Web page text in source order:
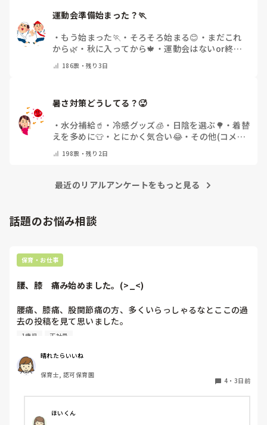
運動会準備始まった？🏃
・ もう始まった🏃 ・ そろそろ始まる😊 ・ まだこれ
から🌿 ・ 秋に入ってから🍁 ・運動会はないor終わ
った✨
その他(コメントで教えてください)
186票・残り3日
暑さ対策どうしてる？🥵
・水分補給🥤 ・ 冷感グッズ🧊 ・ 日陰を選ぶ🌳 ・着替
えを多めに👕 ・ とにかく気合い😂・ その他(コメン
トで教えてください)
198票・残り2日
最近のリアルアンケートをもっと見る
話題のお悩み相談
保育・お仕事
腰、膝　痛み始めました。(>_<)
腰痛、膝痛、股関節痛の方、多くいらっしゃるなとここの過
去の投稿を見て思いました。
という私も、２週間前、初めて腰痛になりました。
右腰が痛くて、起き上がれない。
ようやく立てたら、しゃがめない。
1歳児 正社員
晴れたらいいね
保育士, 認可保育園
4 ・ 3日前
ほいくん